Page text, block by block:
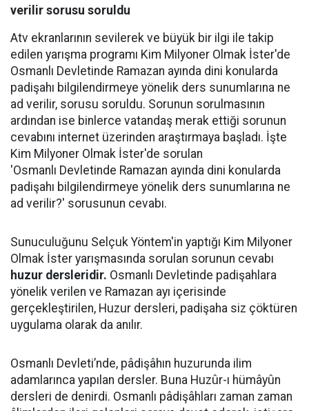
verilir sorusu soruldu
Atv ekranlarının sevilerek ve büyük bir ilgi ile takip
edilen yarışma programı Kim Milyoner Olmak İster'de
Osmanlı Devletinde Ramazan ayında dini konularda
padişahı bilgilendirmeye yönelik ders sunumlarına ne
ad verilir, sorusu soruldu. Sorunun sorulmasının
ardından ise binlerce vatandaş merak ettiği sorunun
cevabını internet üzerinden araştırmaya başladı. İşte
Kim Milyoner Olmak İster'de sorulan
'Osmanlı Devletinde Ramazan ayında dini konularda
padişahı bilgilendirmeye yönelik ders sunumlarına ne
ad verilir?' sorusunun cevabı.
Sunuculuğunu Selçuk Yöntem'in yaptığı Kim Milyoner
Olmak İster yarışmasında sorulan sorunun cevabı
huzur dersleridir. Osmanlı Devletinde padişahlara
yönelik verilen ve Ramazan ayı içerisinde
gerçekleştirilen, Huzur dersleri, padişaha siz çöktüren
uygulama olarak da anılır.
Osmanlı Devleti’nde, pâdişâhın huzurunda ilim
adamlarınca yapılan dersler. Buna Huzûr-ı hümâyûn
dersleri de denirdi. Osmanlı pâdişâhları zaman zaman